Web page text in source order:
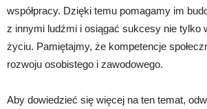
współpracy. Dzięki temu pomagamy im
z innymi ludźmi i osiągać sukcesy nie tylko
życiu. Pamiętajmy, że kompetencje
rozwoju osobistego i zawodowego.
Aby dowiedzieć się więcej na ten temat,